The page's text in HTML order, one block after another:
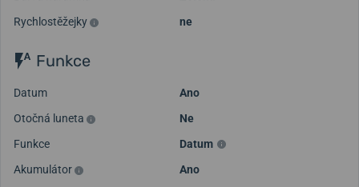
Rychlostěžejky
ne
Funkce
Datum
Ano
Otočná luneta
Ne
Funkce
Datum
Akumulátor
Ano